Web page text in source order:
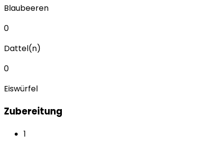
Blaubeeren
0
Dattel(n)
0
Eiswürfel
Zubereitung
1